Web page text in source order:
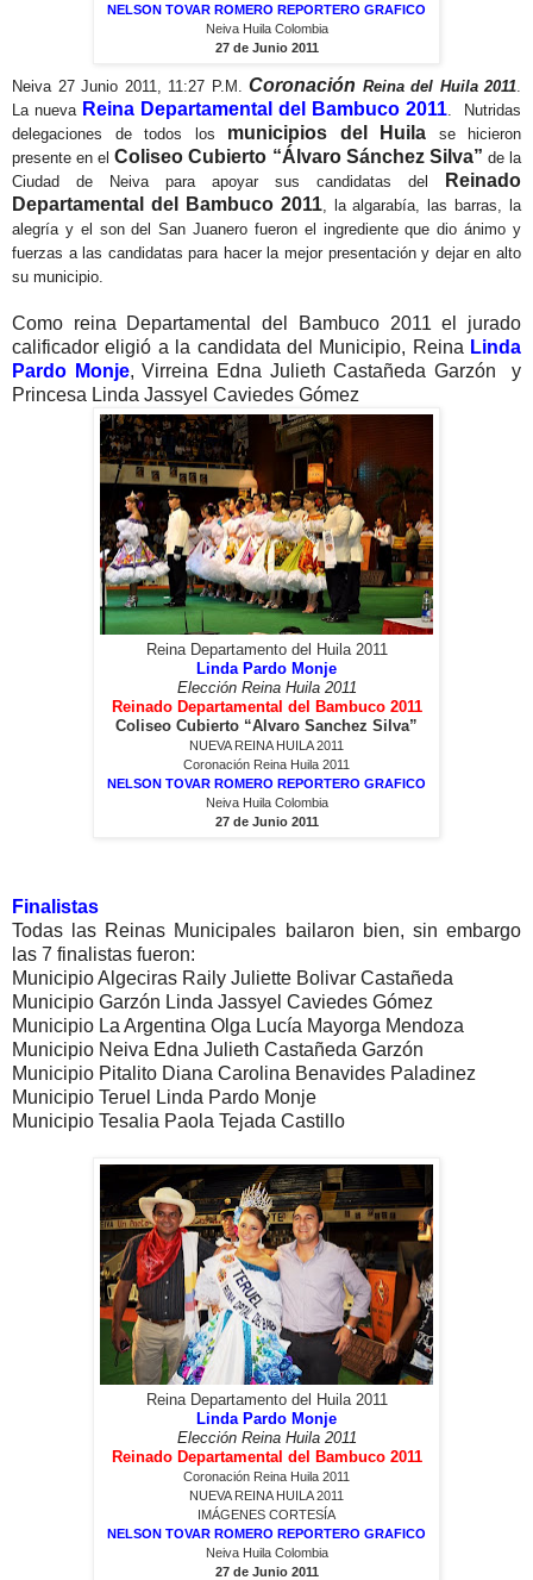
NELSON TOVAR ROMERO REPORTERO GRAFICO
Neiva Huila Colombia
27 de Junio 2011
Neiva 27 Junio 2011, 11:27 P.M. Coronación Reina del Huila 2011
La nueva Reina Departamental del Bambuco 2011 . Nutridas
delegaciones de todos los municipios del Huila se hicieron
presente en elColiseo Cubierto “Álvaro Sánchez Silva” de la
Ciudad de Neiva para apoyar sus candidatas del
Reinado
Departamental del Bambuco 2011, la algarabía, las barras, la
alegría y el son del San Juanero fueron el ingrediente que dio ánimo y
fuerzas a las candidatas para hacer la mejor presentación y dejar en alto
su municipio.
Como reina Departamental del Bambuco 2011 el jurado
calificador eligió a la candidata del Municipio, Reina Linda
Pardo Monje, Virreina Edna Julieth Castañeda Garzón y
Princesa Linda Jassyel Caviedes Gómez
Reina Departamento del Huila 2011
Linda Pardo Monje
Elección Reina Huila 2011
Reinado Departamental del Bambuco 2011
Coliseo Cubierto “Alvaro Sanchez Silva”
NUEVA REINA HUILA 2011
Coronación Reina Huila 2011
NELSON TOVAR ROMERO REPORTERO GRAFICO
Neiva Huila Colombia
27 de Junio 2011
Finalistas
Todas las Reinas Municipales bailaron bien, sin embargo
las 7 finalistas fueron:
Municipio Algeciras Raily Juliette Bolivar Castañeda
Municipio Garzón Linda Jassyel Caviedes Gómez
Municipio La Argentina Olga Lucía Mayorga Mendoza
Municipio Neiva Edna Julieth Castañeda Garzón
Municipio Pitalito Diana Carolina Benavides Paladinez
Municipio Teruel Linda Pardo Monje
Municipio Tesalia Paola Tejada Castillo
Reina Departamento del Huila 2011
Linda Pardo Monje
Elección Reina Huila 2011
Reinado Departamental del Bambuco 2011
Coronación Reina Huila 2011
NUEVA REINA HUILA 2011
IMÁGENES CORTESÍA
NELSON TOVAR ROMERO REPORTERO GRAFICO
Neiva Huila Colombia
27 de Junio 2011